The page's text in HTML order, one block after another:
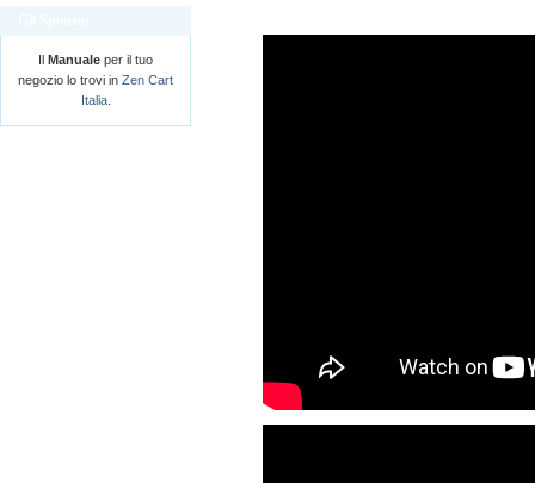
Il Manuale per il tuo
negozio lo trovi in Zen Cart
Italia.